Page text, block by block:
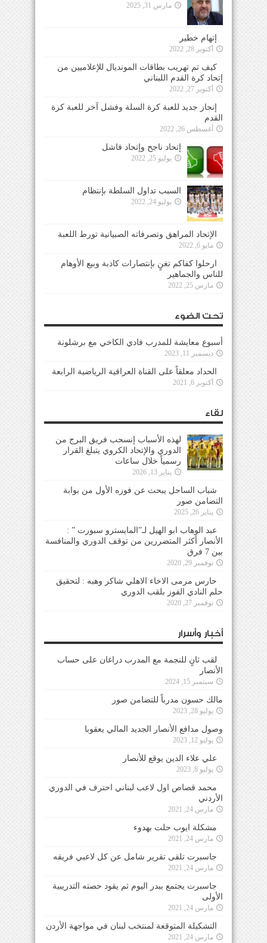
مارس 31, 2025
إتهام خطير
أكتوبر 28, 2022
كيف تم تهريب بطاقات المونديال للإعلاميين من
إتحاد كرة القدم اللبناني
أكتوبر 27, 2022
إنجاز جديد للعبة كرة السلة وفشل آخر للعبة كرة
القدم
أغسطس 26, 2022
إتحاد ناجح وإتحاد فاشل
يوليو 25, 2022
السبب تداول السلطة بإنتظام
يوليو 24, 2022
الإتحاد المراهق وتصرفاته الصبيانية تورط اللعبة
مايو 6, 2022
ارحلوا كفاكم تغنٍ بإنتصارات كاذبة وبيع الأوهام
للناس والجماهير
مارس 25, 2022
تحت الضوء
أسبوع معايشة للمدرب فادي الكاخي مع برشلونة
ديسمبر 11, 2023
الحداد معلقاً على القناة العراقية الرياضية الرابعة
أكتوبر 6, 2021
لقاء
لهذه الأسباب إنسحب فريق البرج من
الدوري والإتحاد الكروي يتبلغ القرار
رسمياً خلال ساعات
يناير 13, 2026
شباب الساحل يبحث عن فوزه الأول من بوابة
التضامن صور
يناير 26, 2025
عبد الوهاب ابو الهيل لـ”المايسترو سبورت ” :
الأنصار أكثر المتضررين من توقف الدوري والمنافسة
بين 7 فرق
نوفمبر 29, 2020
حارس مرمى الاخاء الاهلي شاكر وهبه : لتحقيق
حلم النادي الفوز بلقب الدوري
نوفمبر 27, 2020
أخبار وأسرار
لقب ثانٍ للنجمة مع المدرب دراغان على حساب
الأنصار
سبتمبر 15, 2024
مالك حسون مدرباً للتضامن صور
يوليو 28, 2023
وصول مدافع الأنصار الجديد المالي يعقوبا
يوليو 12, 2023
علي علاء الدين يوقع للأنصار
يوليو 8, 2023
محمد قصاص اول لاعب لبناني احترف في الدوري
الأردني
مارس 24, 2021
مشكلة ايوب حلت بهدوء
مارس 24, 2021
جاسبرت تلقى تقرير شامل عن كل لاعبي فريقه
مارس 24, 2021
جاسبرت يجتمع ببدر اليوم ثم يقود حصته التدريبية
الأولى
مارس 24, 2021
التشكيلة المتوقعة لمنتخب لبنان في مواجهة الأردن
مارس 24, 2021